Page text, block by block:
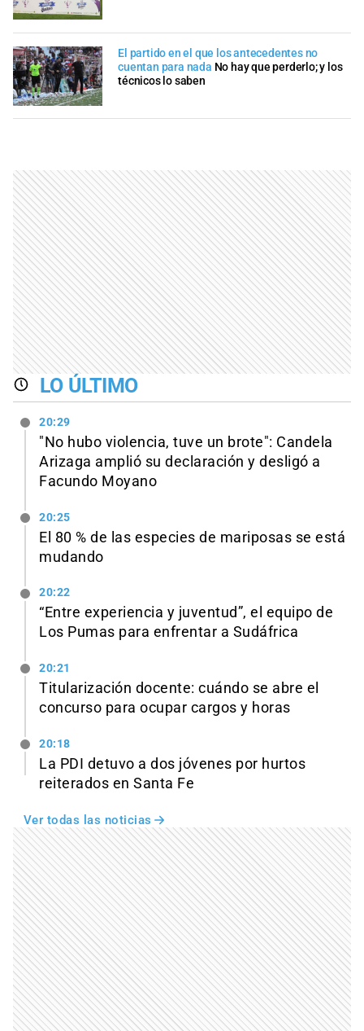
El partido en el que los antecedentes no
cuentan para nada No hay que perderlo; y los
técnicos lo saben
LO ÚLTIMO
20:29
"No hubo violencia, tuve un brote": Candela
Arizaga amplió su declaración y desligó a
Facundo Moyano
20:25
El 80 % de las especies de mariposas se está
mudando
20:22
“Entre experiencia y juventud”, el equipo de
Los Pumas para enfrentar a Sudáfrica
20:21
Titularización docente: cuándo se abre el
concurso para ocupar cargos y horas
20:18
La PDI detuvo a dos jóvenes por hurtos
reiterados en Santa Fe
Ver todas las noticias